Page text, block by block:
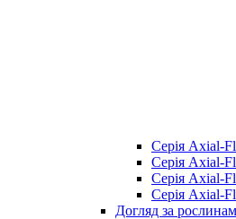
Серія Axial-
Серія Axial-
Серія Axial-
Серія Axial-
Догляд за